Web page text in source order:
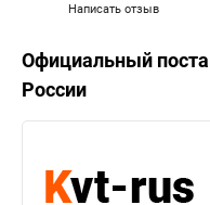
Написать отзыв
Официальный
России